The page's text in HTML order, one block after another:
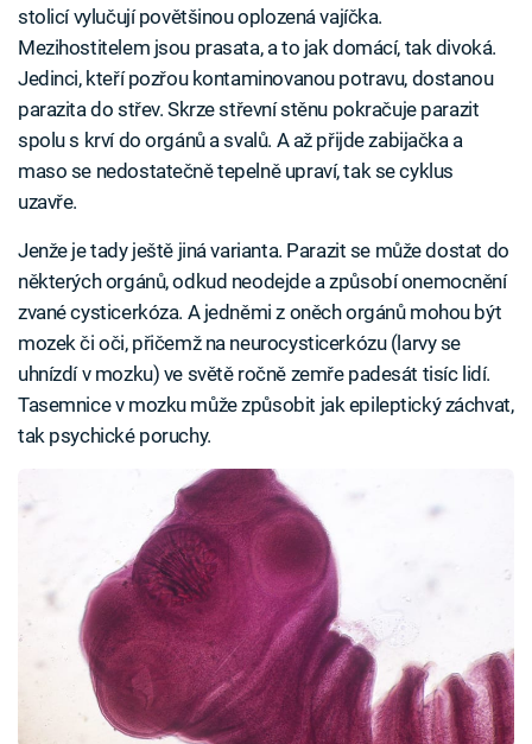
stolicí vylučují povětšinou oplozená vajíčka.
Mezihostitelem jsou prasata, a to jak domácí, tak divoká.
Jedinci, kteří pozřou kontaminovanou potravu, dostanou
parazita do střev. Skrze střevní stěnu pokračuje parazit
spolu s krví do orgánů a svalů. A až přijde zabijačka a
maso se nedostatečně tepelně upraví, tak se cyklus
uzavře.
Jenže je tady ještě jiná varianta. Parazit se může dostat do
některých orgánů, odkud neodejde a způsobí onemocnění
zvané cysticerkóza. A jedněmi z oněch orgánů mohou být
mozek či oči, přičemž na neurocysticerkózu (larvy se
uhnízdí v mozku) ve světě ročně zemře padesát tisíc lidí.
Tasemnice v mozku může způsobit jak epileptický záchvat,
tak psychické poruchy.